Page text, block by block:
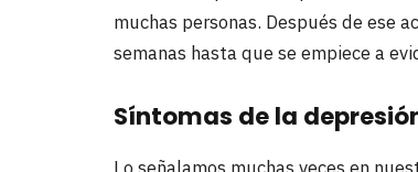
muchas personas. Después de ese
semanas hasta que se empiece a
Síntomas de la